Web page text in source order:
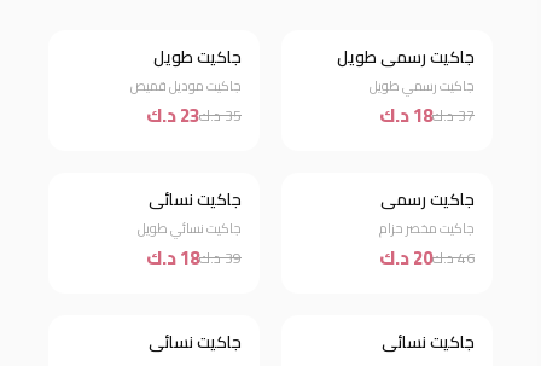
خصم 51%
جاكيت رسمي طويل
جاكيت رسمي طويل
37 د.ك 18 د.ك
خصم 34%
جاكيت طويل
جاكيت موديل قميص
35 د.ك 23 د.ك
خصم 57%
جاكيت رسمي
جاكيت مخصر حزام
46 د.ك 20 د.ك
خصم 54%
جاكيت نسائي
جاكيت نسائي طويل
39 د.ك 18 د.ك
خصم 46%
جاكيت نسائي خصم 63%
جاكيت نسائي